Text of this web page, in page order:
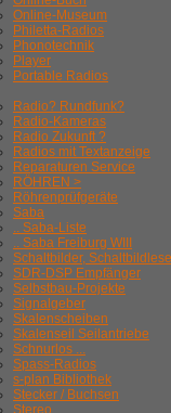
Online-Museum
Philetta-Radios
Phonotechnik
Player
Portable Radios
Radio? Rundfunk?
Radio-Kameras
Radio Zukunft ?
Radios mit Textanzeige
Reparaturen Service
RÖHREN >
Röhrenprüfgeräte
Saba
.. Saba-Liste
.. Saba Freiburg WIII
Schaltbilder,
SDR-DSP Empfänger
Selbstbau-Projekte
Signalgeber
Skalenscheiben
Skalenseil Seilantriebe
Schnurlos ...
Spass-Radios
s-plan Bibliothek
Stecker / Buchsen
Stereo